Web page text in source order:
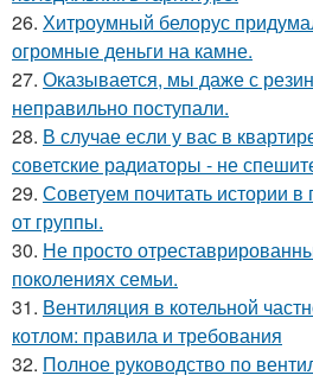
26. Хитроумный белорус
огромные деньги на камне.
27. Оказывается, мы даже с
неправильно поступали.
28. В случае если у вас в
советские радиаторы - не
29. Советуем почитать истории
от группы.
30. Не просто
поколениях семьи.
31. Вентиляция в котельной
котлом: правила и требования
32. Полное руководство по